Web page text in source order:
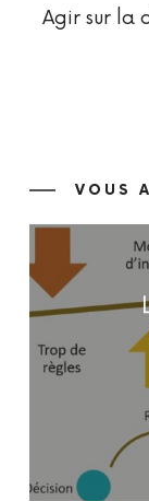
Agir sur la
VOUS